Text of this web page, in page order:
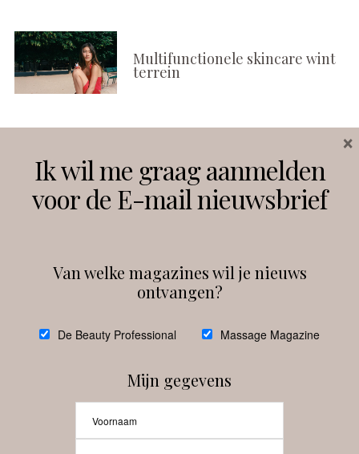
Multifunctionele skincare wint
terrein
Instagram Facebook
debeautyprofessional
Ik wil me graag aanmelden
voor de E-mail nieuwsbrief
Van welke magazines wil je nieuws
ontvangen?
De Beauty Professional Massage Magazine
Mijn gegevens
×